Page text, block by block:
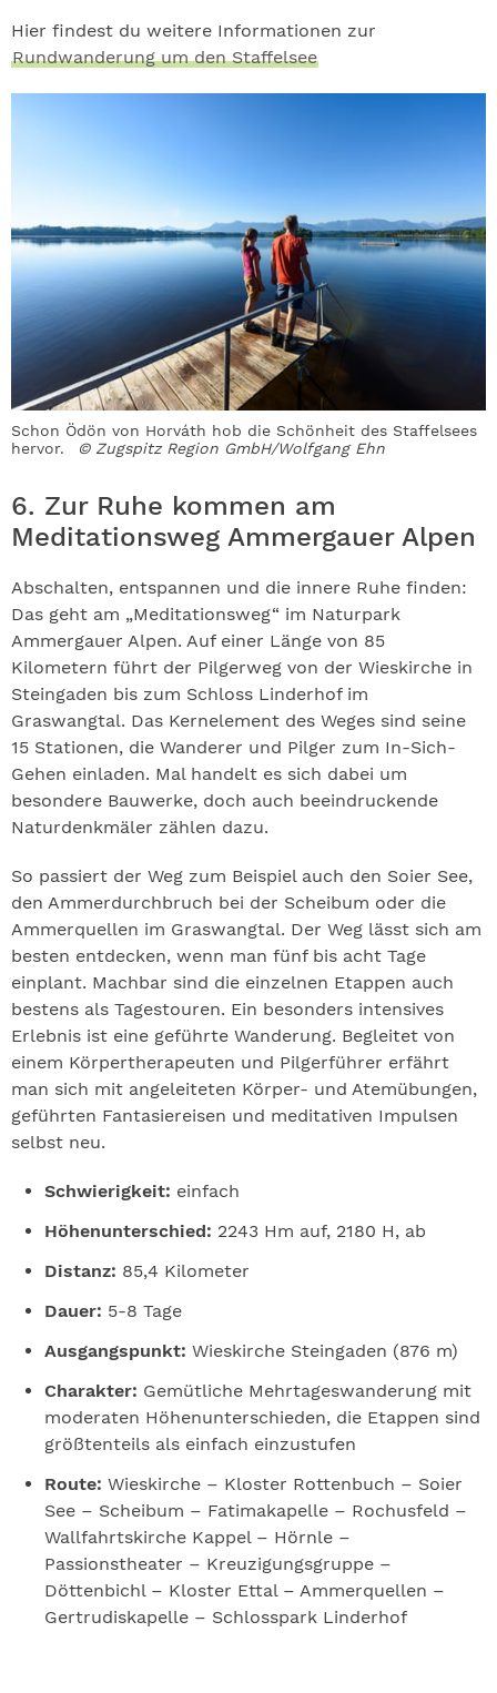
Hier findest du weitere Informationen zur
Rundwanderung um den Staffelsee
Schon Ödön von Horváth hob die Schönheit des Staffelsees
hervor.
© Zugspitz Region GmbH/Wolfgang Ehn
6. Zur Ruhe kommen am
Meditationsweg Ammergauer Alpen
Abschalten, entspannen und die innere Ruhe finden:
Das geht am „Meditationsweg“ im Naturpark
Ammergauer Alpen. Auf einer Länge von 85
Kilometern führt der Pilgerweg von der Wieskirche in
Steingaden bis zum Schloss Linderhof im
Graswangtal. Das Kernelement des Weges sind seine
15 Stationen, die Wanderer und Pilger zum In-Sich-
Gehen einladen. Mal handelt es sich dabei um
besondere Bauwerke, doch auch beeindruckende
Naturdenkmäler zählen dazu.
So passiert der Weg zum Beispiel auch den Soier See,
den Ammerdurchbruch bei der Scheibum oder die
Ammerquellen im Graswangtal. Der Weg lässt sich am
besten entdecken, wenn man fünf bis acht Tage
einplant. Machbar sind die einzelnen Etappen auch
bestens als Tagestouren. Ein besonders intensives
Erlebnis ist eine geführte Wanderung. Begleitet von
einem Körpertherapeuten und Pilgerführer erfährt
man sich mit angeleiteten Körper- und Atemübungen,
geführten Fantasiereisen und meditativen Impulsen
selbst neu.
Schwierigkeit: einfach
Höhenunterschied: 2243 Hm auf, 2180 H, ab
Distanz: 85,4 Kilometer
Dauer: 5-8 Tage
Ausgangspunkt: Wieskirche Steingaden (876 m)
Charakter: Gemütliche Mehrtageswanderung mit
moderaten Höhenunterschieden, die Etappen sind
größtenteils als einfach einzustufen
Route: Wieskirche – Kloster Rottenbuch – Soier
See – Scheibum – Fatimakapelle – Rochusfeld –
Wallfahrtskirche Kappel – Hörnle –
Passionstheater – Kreuzigungsgruppe –
Döttenbichl – Kloster Ettal – Ammerquellen –
Gertrudiskapelle – Schlosspark Linderhof